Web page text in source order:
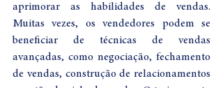
aprimorar as habilidades de vendas.
Muitas vezes, os vendedores podem se
beneficiar de técnicas de vendas
avançadas, como negociação, fechamento
de vendas, construção de relacionamentos